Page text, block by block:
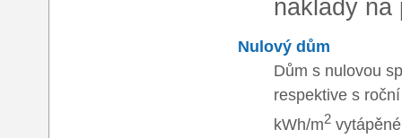
náklady na
Nulový dům
Dům s nulovou
respektive s
kWh/m2